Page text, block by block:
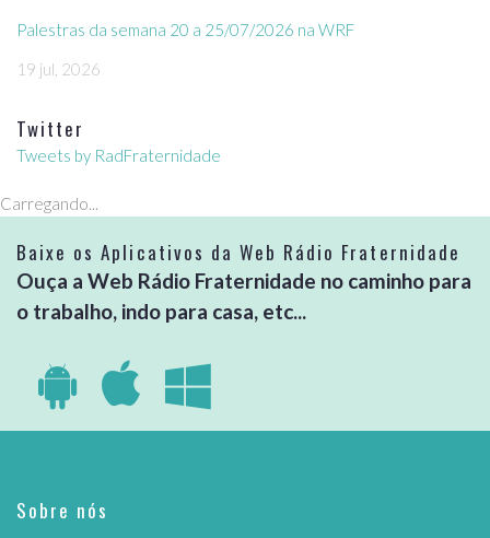
Palestras da semana 20 a 25/07/2026 na WRF
19 jul, 2026
Twitter
Tweets by RadFraternidade
Carregando...
Baixe os Aplicativos da Web Rádio Fraternidade
Ouça a Web Rádio Fraternidade no caminho para
o trabalho, indo para casa, etc...
Sobre nós